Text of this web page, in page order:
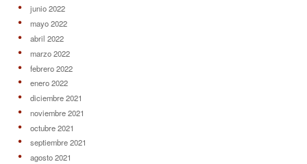
junio 2022
mayo 2022
abril 2022
marzo 2022
febrero 2022
enero 2022
diciembre 2021
noviembre 2021
octubre 2021
septiembre 2021
agosto 2021